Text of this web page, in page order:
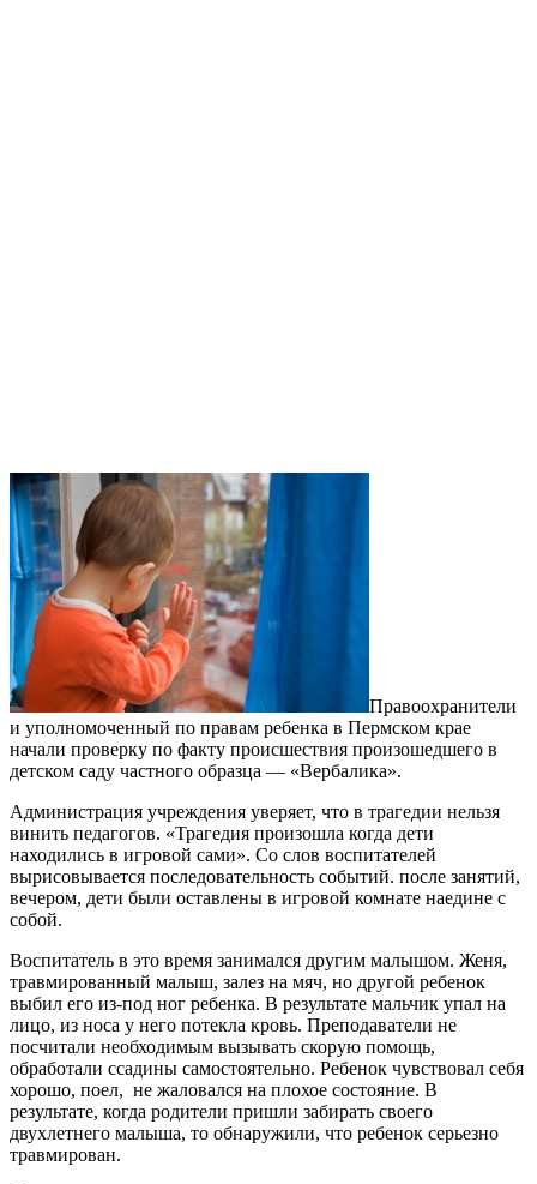
Правоохранители
и уполномоченный по правам ребенка в Пермском крае
начали проверку по факту происшествия произошедшего в
детском саду частного образца — «Вербалика».
Администрация учреждения уверяет, что в трагедии нельзя
винить педагогов. «Трагедия произошла когда дети
находились в игровой сами». Со слов воспитателей
вырисовывается последовательность событий. после занятий,
вечером, дети были оставлены в игровой комнате наедине с
собой.
Воспитатель в это время занимался другим малышом. Женя,
травмированный малыш, залез на мяч, но другой ребенок
выбил его из-под ног ребенка. В результате мальчик упал на
лицо, из носа у него потекла кровь. Преподаватели не
посчитали необходимым вызывать скорую помощь,
обработали ссадины самостоятельно. Ребенок чувствовал себя
хорошо, поел, не жаловался на плохое состояние. В
результате, когда родители пришли забирать своего
двухлетнего малыша, то обнаружили, что ребенок серьезно
травмирован.